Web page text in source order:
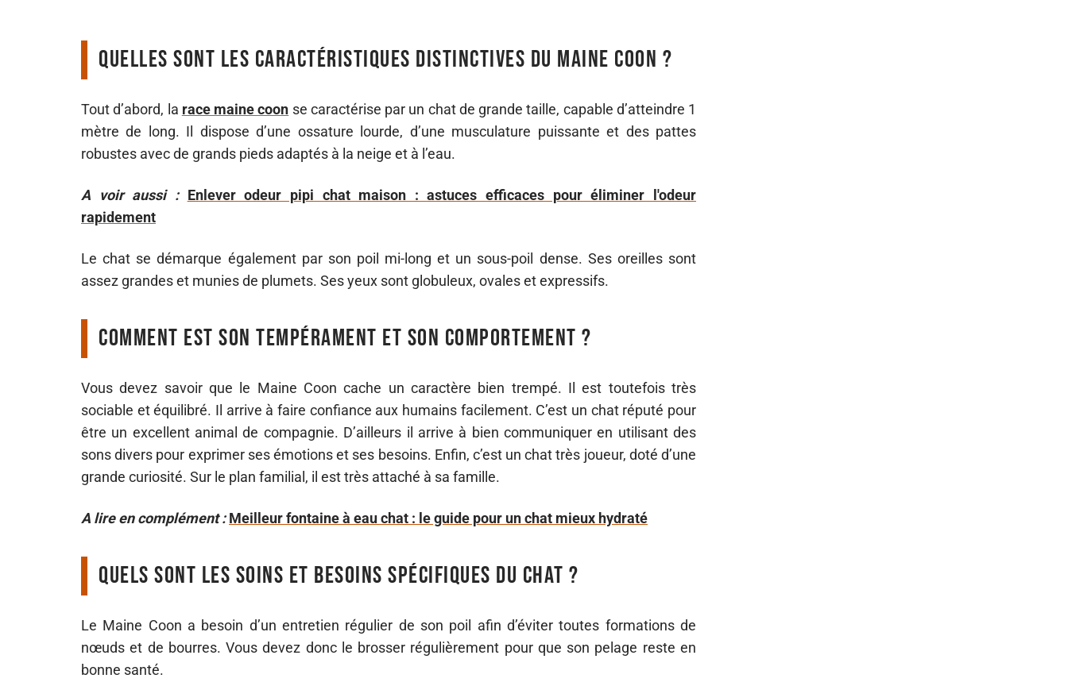
Quelles sont les caractéristiques distinctives du Maine Coon ?
Tout d’abord, la race maine coon se caractérise par un chat de grande taille, capable d’atteindre 1
mètre de long. Il dispose d’une ossature lourde, d’une musculature puissante et des pattes
robustes avec de grands pieds adaptés à la neige et à l’eau.
A voir aussi : Enlever odeur pipi chat maison : astuces efficaces pour éliminer l'odeur
rapidement
Le chat se démarque également par son poil mi-long et un sous-poil dense. Ses oreilles sont
assez grandes et munies de plumets. Ses yeux sont globuleux, ovales et expressifs.
Comment est son tempérament et son comportement ?
Vous devez savoir que le Maine Coon cache un caractère bien trempé. Il est toutefois très
sociable et équilibré. Il arrive à faire confiance aux humains facilement. C’est un chat réputé pour
être un excellent animal de compagnie. D’ailleurs il arrive à bien communiquer en utilisant des
sons divers pour exprimer ses émotions et ses besoins. Enfin, c’est un chat très joueur, doté d’une
grande curiosité. Sur le plan familial, il est très attaché à sa famille.
A lire en complément : Meilleur fontaine à eau chat : le guide pour un chat mieux hydraté
Quels sont les soins et besoins spécifiques du chat ?
Le Maine Coon a besoin d’un entretien régulier de son poil afin d’éviter toutes formations de
nœuds et de bourres. Vous devez donc le brosser régulièrement pour que son pelage reste en
bonne santé.